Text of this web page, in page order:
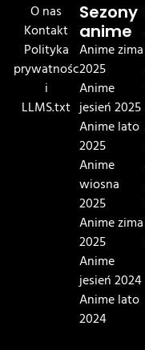
O nas
Kontakt
Polityka
prywatnośc
i
LLMS.txt
Sezony
anime
Anime zima
2025
Anime
jesień 2025
Anime lato
2025
Anime
wiosna
2025
Anime zima
2025
Anime
jesień 2024
Anime lato
2024